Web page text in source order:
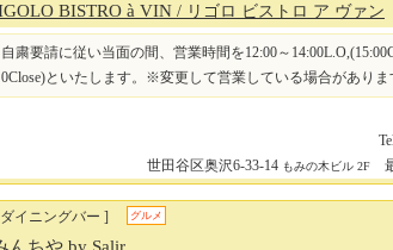
BISTRO à VIN / リゴロ ビストロ ア ヴァン
自粛要請に従い当面の間、営業時間を12:00～
0Close)といたします。※変更して営業している場合がありま
世田谷区奥沢6-33-14 もみの木ビル 2F
イニングバー ] グルメ